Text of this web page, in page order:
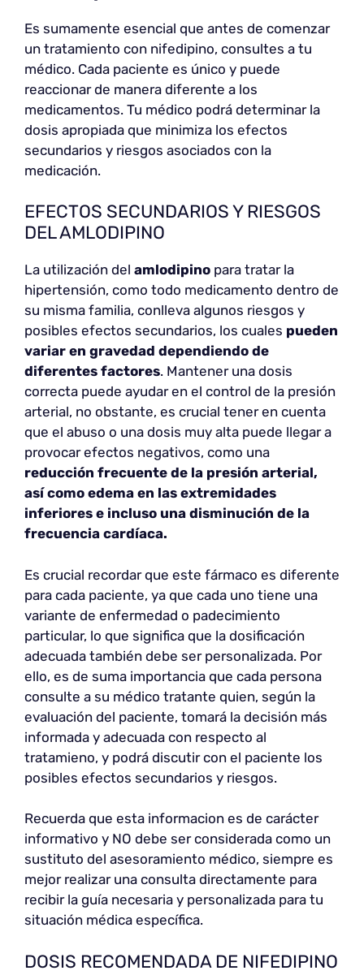
Es sumamente esencial que antes de comenzar
un tratamiento con nifedipino, consultes a tu
médico. Cada paciente es único y puede
reaccionar de manera diferente a los
medicamentos. Tu médico podrá determinar la
dosis apropiada que minimiza los efectos
secundarios y riesgos asociados con la
medicación.
EFECTOS SECUNDARIOS Y RIESGOS
DEL AMLODIPINO
La utilización del amlodipino para tratar la
hipertensión, como todo medicamento dentro de
su misma familia, conlleva algunos riesgos y
posibles efectos secundarios, los cuales pueden
variar en gravedad dependiendo de
diferentes factores. Mantener una dosis
correcta puede ayudar en el control de la presión
arterial, no obstante, es crucial tener en cuenta
que el abuso o una dosis muy alta puede llegar a
provocar efectos negativos, como una
reducción frecuente de la presión arterial,
así como edema en las extremidades
inferiores e incluso una disminución de la
frecuencia cardíaca.
Es crucial recordar que este fármaco es diferente
para cada paciente, ya que cada uno tiene una
variante de enfermedad o padecimiento
particular, lo que significa que la dosificación
adecuada también debe ser personalizada. Por
ello, es de suma importancia que cada persona
consulte a su médico tratante quien, según la
evaluación del paciente, tomará la decisión más
informada y adecuada con respecto al
tratamieno, y podrá discutir con el paciente los
posibles efectos secundarios y riesgos.
Recuerda que esta informacion es de carácter
informativo y NO debe ser considerada como un
sustituto del asesoramiento médico, siempre es
mejor realizar una consulta directamente para
recibir la guía necesaria y personalizada para tu
situación médica específica.
DOSIS RECOMENDADA DE NIFEDIPINO